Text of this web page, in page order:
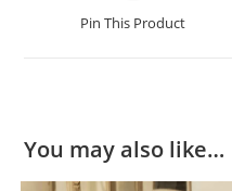
a
Pin This Product
You may also like…